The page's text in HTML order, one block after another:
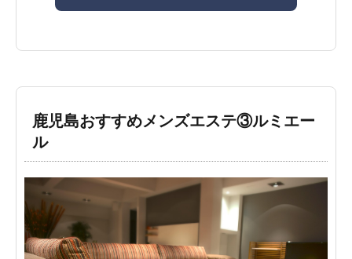
鹿児島おすすめメンズエステ③ルミエー
ル